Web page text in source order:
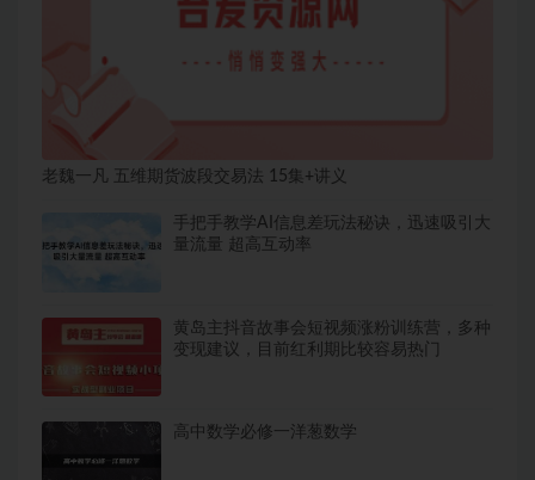
老魏一凡 五维期货波段交易法 15集+讲义
手把手教学AI信息差玩法秘诀，迅速吸引大
量流量 超高互动率
黄岛主抖音故事会短视频涨粉训练营，多种
变现建议，目前红利期比较容易热门
高中数学必修一洋葱数学